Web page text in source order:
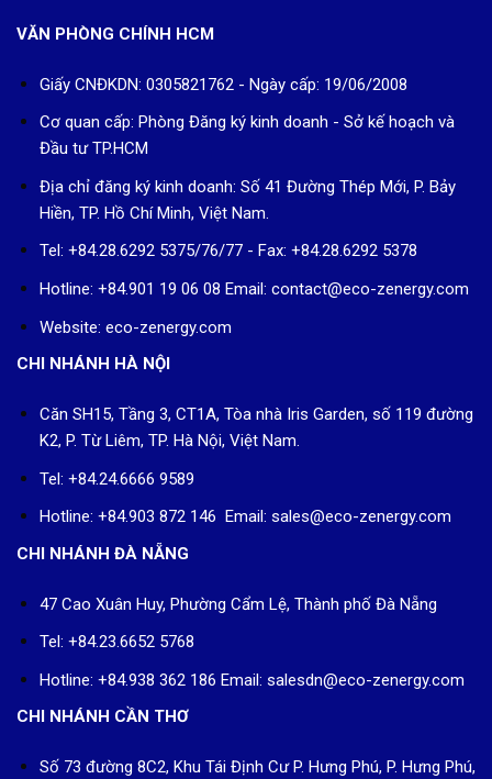
VĂN PHÒNG CHÍNH HCM
Giấy CNĐKDN: 0305821762 - Ngày cấp: 19/06/2008
Cơ quan cấp: Phòng Đăng ký kinh doanh - Sở kế hoạch và
Đầu tư TP.HCM
Địa chỉ đăng ký kinh doanh: Số 41 Đường Thép Mới, P. Bảy
Hiền, TP. Hồ Chí Minh, Việt Nam.
Tel: +84.28.6292 5375/76/77 - Fax: +84.28.6292 5378
Hotline: +84.901 19 06 08 Email: contact@eco-zenergy.com
Website: eco-zenergy.com
CHI NHÁNH HÀ NỘI
Căn SH15, Tầng 3, CT1A, Tòa nhà Iris Garden, số 119 đường
K2, P. Từ Liêm, TP. Hà Nội, Việt Nam.
Tel: +84.24.6666 9589
Hotline: +84.903 872 146 Email: sales@eco-zenergy.com
CHI NHÁNH ĐÀ NẴNG
47 Cao Xuân Huy, Phường Cẩm Lệ, Thành phố Đà Nẵng
Tel: +84.23.6652 5768
Hotline: +84.938 362 186 Email: salesdn@eco-zenergy.com
CHI NHÁNH CẦN THƠ
Số 73 đường 8C2, Khu Tái Định Cư P. Hưng Phú, P. Hưng Phú,